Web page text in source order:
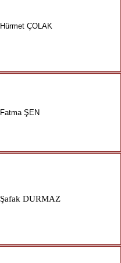
Hürmet ÇOLAK
Fatma ŞEN
Şafak DURMAZ